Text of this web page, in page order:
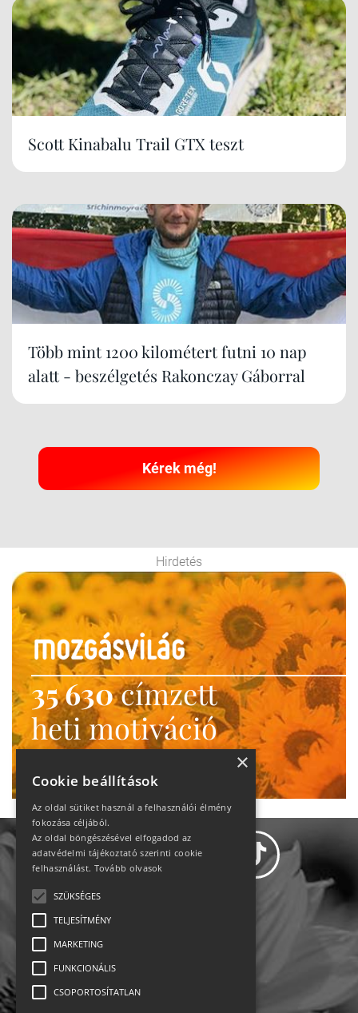
Scott Kinabalu Trail GTX teszt
Több mint 1200 kilométert futni 10 nap
alatt - beszélgetés Rakonczay Gáborral
Kérek még!
Hirdetés
35 630címzett
heti motiváció
Ne maradj le!
Impresszum-kapcsolat
×
Cookie beállítások
Az oldal sütiket használ a felhasználói élmény
fokozása céljából.
Az oldal böngészésével elfogadod az
adatvédelmi tájékoztató szerinti cookie
felhasználást. Tovább olvasok
SZÜKSÉGES
TELJESÍTMÉNY
MARKETING
FUNKCIONÁLIS
CSOPORTOSÍTATLAN